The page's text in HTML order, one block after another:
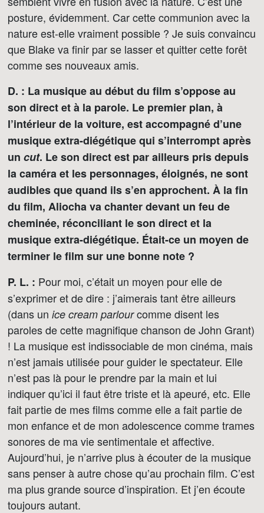
posture, évidemment. Car cette communion avec la
nature est-elle vraiment possible ? Je suis convaincu
que Blake va finir par se lasser et quitter cette forêt
comme ses nouveaux amis.
D. : La musique au début du film s’oppose au
son direct et à la parole. Le premier plan, à
l’intérieur de la voiture, est accompagné d’une
musique extra-diégétique qui s’interrompt après
un cut. Le son direct est par ailleurs pris depuis
la caméra et les personnages, éloignés, ne sont
audibles que quand ils s’en approchent. À la fin
du film, Aliocha va chanter devant un feu de
cheminée, réconciliant le son direct et la
musique extra-diégétique. Était-ce un moyen de
terminer le film sur une bonne note ?
P. L. : Pour moi, c’était un moyen pour elle de
s’exprimer et de dire : j’aimerais tant être ailleurs
(dans un ice cream parlourcomme disent les
paroles de cette magnifique chanson de John Grant)
! La musique est indissociable de mon cinéma, mais
n’est jamais utilisée pour guider le spectateur. Elle
n’est pas là pour le prendre par la main et lui
indiquer qu’ici il faut être triste et là apeuré, etc. Elle
fait partie de mes films comme elle a fait partie de
mon enfance et de mon adolescence comme trames
sonores de ma vie sentimentale et affective.
Aujourd’hui, je n’arrive plus à écouter de la musique
sans penser à autre chose qu’au prochain film. C’est
ma plus grande source d’inspiration. Et j’en écoute
toujours autant.